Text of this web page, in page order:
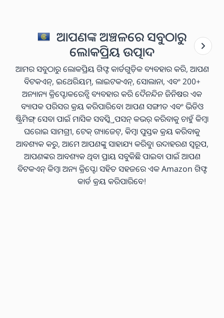
ଆପଣଙ୍କ ଅଞ୍ଚଳରେ ସବୁଠାରୁ
ଲୋକପ୍ରିୟ ଉତ୍ପାଦ
ଆମର ସବୁଠାରୁ ଲୋକପ୍ରିୟ ଗିଫ୍ଟ କାର୍ଡଗୁଡ଼ିକ ବ୍ୟବହାର କରି, ଆପଣ
ବିଟକଏନ୍, ଇଥେରିୟମ୍, ଲାଇଟକଏନ୍, ସୋଲାନା, ଏବଂ 200+
ଅନ୍ୟାନ୍ୟ କ୍ରିପ୍ଟୋକରେନ୍ସି ବ୍ୟବହାର କରି ଦୈନନ୍ଦିନ ଜିନିଷର ଏକ
ବ୍ୟାପକ ପରିସର କ୍ରୟ କରିପାରିବେ। ଆପଣ ସଙ୍ଗୀତ ଏବଂ ଭିଡିଓ
ଷ୍ଟ୍ରିମିଙ୍ଗ୍ ସେବା ପାଇଁ ମାସିକ ସବସ୍କ୍ରିପସନ୍ କଭର୍ କରିବାକୁ ଚାହୁଁ କିମ୍ବା
ଘରୋଇ ସାମଗ୍ରୀ, ଟେକ୍ ଗ୍ୟାଜେଟ୍, କିମ୍ବା ପୁସ୍ତକ କ୍ରୟ କରିବାକୁ
ଆବଶ୍ୟକ କରୁ, ଆମେ ଆପଣଙ୍କୁ ସାହାଯ୍ୟ କରିବୁ। ଉଦାହରଣ ସ୍ୱରୂପ,
ଆପଣଙ୍କର ଆବଶ୍ୟକ ଥିବା ପ୍ରାୟ ସବୁକିଛି ପାଇବା ପାଇଁ ଆପଣ
ବିଟକଏନ୍ କିମ୍ବା ଅନ୍ୟ କ୍ରିପ୍ଟୋ ସହିତ ସହଜରେ ଏକ Amazon ଗିଫ୍ଟ
କାର୍ଡ କ୍ରୟ କରିପାରିବେ!